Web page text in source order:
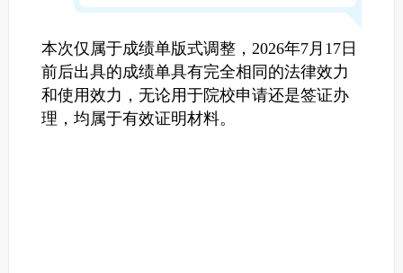
本次仅属于成绩单版式调整，2026年7月17日
前后出具的成绩单具有完全相同的法律效力
和使用效力，无论用于院校申请还是签证办
理，均属于有效证明材料。